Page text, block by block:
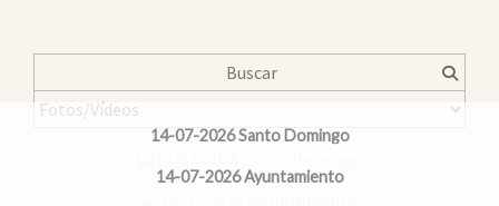
14-07-2026 Santo Domingo
14-07-2026 Ayuntamiento